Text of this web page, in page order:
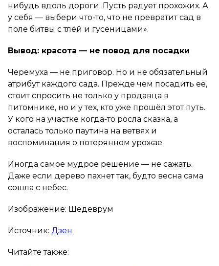
нибудь вдоль дороги. Пусть радует прохожих. А
у себя — выбери что-то, что не превратит сад в
поле битвы с тлёй и гусеницами».
Вывод: красота — не повод для посадки
Черемуха — не приговор. Но и не обязательный
атрибут каждого сада. Прежде чем посадить её,
стоит спросить не только у продавца в
питомнике, но и у тех, кто уже прошёл этот путь.
У кого на участке когда-то росла сказка, а
осталась только паутина на ветвях и
воспоминания о потерянном урожае.
Иногда самое мудрое решение — не сажать.
Даже если дерево пахнет так, будто весна сама
сошла с небес.
Изображение: Шедеврум
Источник: Дзен
Читайте также: